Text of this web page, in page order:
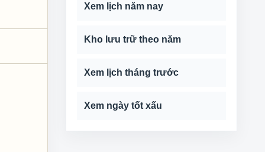
Xem lịch năm nay
Kho lưu trữ theo năm
Xem lịch tháng trước
Xem ngày tốt xấu